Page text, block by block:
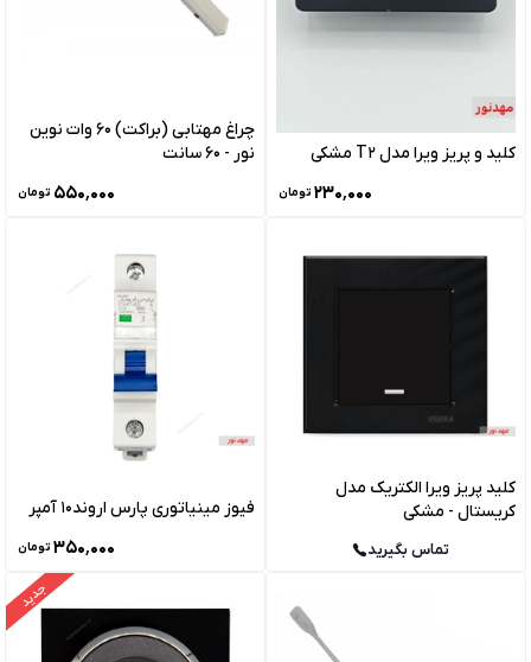
کلید و پریز ویرا مدل T2 مشکی
۲۳۰٬۰۰۰ تومان
چراغ مهتابی (براکت) 60 وات نوین
نور - 60 سانت
۵۵۰٬۰۰۰ تومان
کلید پریز ویرا الکتریک مدل
کریستال - مشکی
تماس بگیرید
فیوز مینیاتوری پارس اروند10 آمپر
۳۵۰٬۰۰۰ تومان
جدید